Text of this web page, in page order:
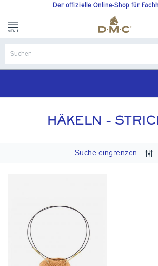
Der offizielle Online-Shop für
HÄKELN -
Suche eingrenzen